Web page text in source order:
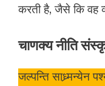
करती है, जैसे कि वह
चाणक्य नीति
जल्पन्ति साध्र्मन्येन